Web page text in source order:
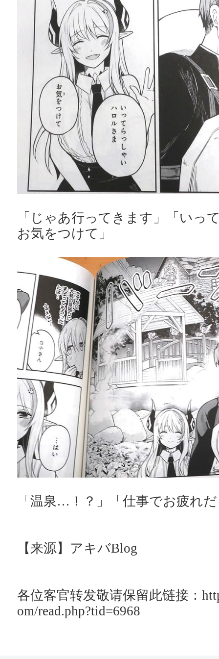
「じゃあ行ってきます」「いっ
お気をつけて」
「温泉…！？」「仕事でお疲れ
【来源】アキバBlog
各位客官转发敬请保留此链接：
om/read.php?tid=6968